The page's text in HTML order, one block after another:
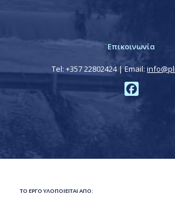
Επικοινωνία
Tel: +357 22802424 | Email:
ΤΟ ΕΡΓΟ ΥΛΟΠΟΙΕΙΤΑΙ ΑΠΟ: